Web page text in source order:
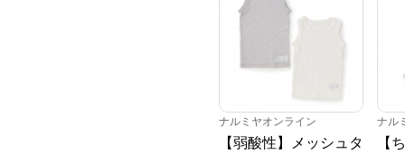
ナルミヤオンライン
【弱酸性】メッシュタ
ナル
【